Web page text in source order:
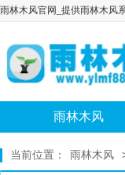
雨林木风官网_提供雨林木风
雨林木风
当前位置： 雨林木风